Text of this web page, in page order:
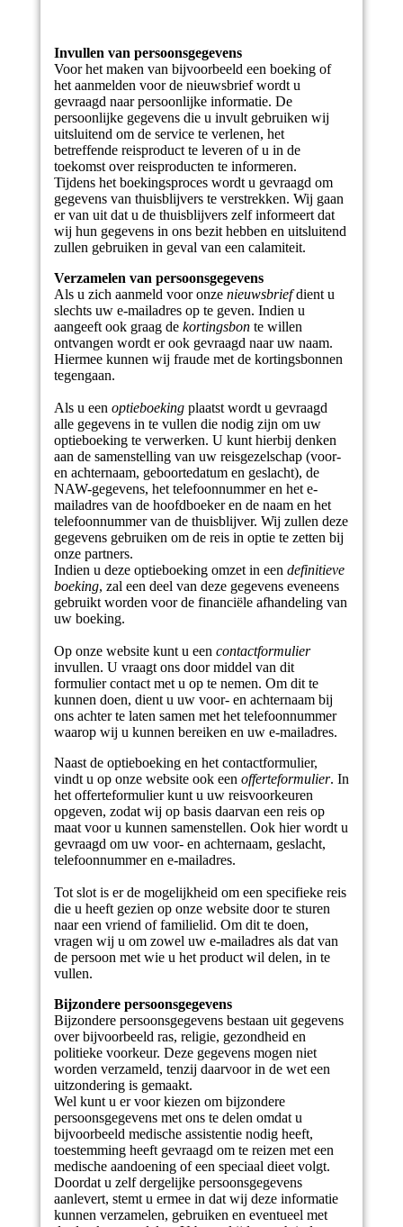
Invullen van persoonsgegevens
Voor het maken van bijvoorbeeld een boeking of
het aanmelden voor de nieuwsbrief wordt u
gevraagd naar persoonlijke informatie. De
persoonlijke gegevens die u invult gebruiken wij
uitsluitend om de service te verlenen, het
betreffende reisproduct te leveren of u in de
toekomst over reisproducten te informeren.
Tijdens het boekingsproces wordt u gevraagd om
gegevens van thuisblijvers te verstrekken. Wij gaan
er van uit dat u de thuisblijvers zelf informeert dat
wij hun gegevens in ons bezit hebben en uitsluitend
zullen gebruiken in geval van een calamiteit.
Verzamelen van persoonsgegevens
Als u zich aanmeld voor onze nieuwsbriefdient u
slechts uw e-mailadres op te geven. Indien u
aangeeft ook graag de kortingsbonte willen
ontvangen wordt er ook gevraagd naar uw naam.
Hiermee kunnen wij fraude met de kortingsbonnen
tegengaan.
Als u een optieboekingplaatst wordt u gevraagd
alle gegevens in te vullen die nodig zijn om uw
optieboeking te verwerken. U kunt hierbij denken
aan de samenstelling van uw reisgezelschap (voor-
en achternaam, geboortedatum en geslacht), de
NAW-gegevens, het telefoonnummer en het e-
mailadres van de hoofdboeker en de naam en het
telefoonnummer van de thuisblijver. Wij zullen deze
gegevens gebruiken om de reis in optie te zetten bij
onze partners.
Indien u deze optieboeking omzet in een definitieve
boeking, zal een deel van deze gegevens eveneens
gebruikt worden voor de financiële afhandeling van
uw boeking.
Op onze website kunt u een contactformulier
invullen. U vraagt ons door middel van dit
formulier contact met u op te nemen. Om dit te
kunnen doen, dient u uw voor- en achternaam bij
ons achter te laten samen met het telefoonnummer
waarop wij u kunnen bereiken en uw e-mailadres.
Naast de optieboeking en het contactformulier,
vindt u op onze website ook een offerteformulier. In
het offerteformulier kunt u uw reisvoorkeuren
opgeven, zodat wij op basis daarvan een reis op
maat voor u kunnen samenstellen. Ook hier wordt u
gevraagd om uw voor- en achternaam, geslacht,
telefoonnummer en e-mailadres.
Tot slot is er de mogelijkheid om een specifieke reis
die u heeft gezien op onze website door te sturen
naar een vriend of familielid. Om dit te doen,
vragen wij u om zowel uw e-mailadres als dat van
de persoon met wie u het product wil delen, in te
vullen.
Bijzondere persoonsgegevens
Bijzondere persoonsgegevens bestaan uit gegevens
over bijvoorbeeld ras, religie, gezondheid en
politieke voorkeur. Deze gegevens mogen niet
worden verzameld, tenzij daarvoor in de wet een
uitzondering is gemaakt.
Wel kunt u er voor kiezen om bijzondere
persoonsgegevens met ons te delen omdat u
bijvoorbeeld medische assistentie nodig heeft,
toestemming heeft gevraagd om te reizen met een
medische aandoening of een speciaal dieet volgt.
Doordat u zelf dergelijke persoonsgegevens
aanlevert, stemt u ermee in dat wij deze informatie
kunnen verzamelen, gebruiken en eventueel met